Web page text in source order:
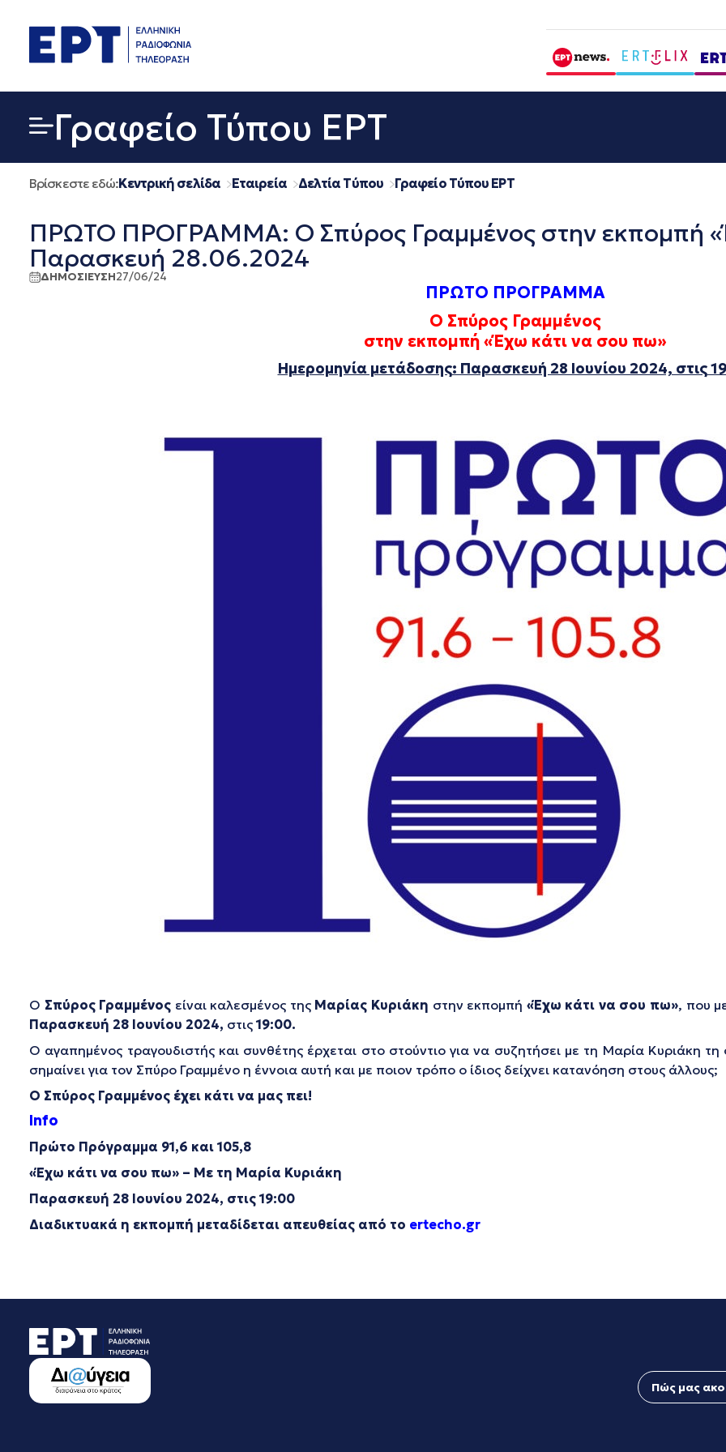
περιεχόμενο
Γραφείο Τύπου ΕΡΤ
Βρίσκεστε εδώ:Κεντρική σελίδα Εταιρεία Δελτία Τύπου Γραφείο Τύπου ΕΡΤ
ΠΡΩΤΟ ΠΡΟΓΡΑΜΜΑ: Ο Σπύρος Γραμμένος στην εκπομπή
Παρασκευή 28.06.2024
ΔΗΜΟΣΙΕΥΣΗ27/06/24
ΠΡΩΤΟ ΠΡΟΓΡΑΜΜΑ
Ο Σπύρος Γραμμένος
στην εκπομπή «Έχω κάτι να σου πω»
Ημερομηνία μετάδοσης: Παρασκευή 28 Ιουνίου 2024, στις
Ο Σπύρος Γραμμένος είναι καλεσμένος της Μαρίας Κυριάκη στην εκπομπή «Έχω κάτι να σου πω», που
Παρασκευή 28 Ιουνίου 2024, στις 19:00.
Ο αγαπημένος τραγουδιστής και συνθέτης έρχεται στο στούντιο για να συζητήσει με τη Μαρία Κυριάκη
σημαίνει για τον Σπύρο Γραμμένο η έννοια αυτή και με ποιον τρόπο ο ίδιος δείχνει κατανόηση στους άλλους;
Ο Σπύρος Γραμμένος έχει κάτι να μας πει!
Info
Πρώτο Πρόγραμμα 91,6 και 105,8
«Έχω κάτι να σου πω» – Με τη Μαρία Κυριάκη
Παρασκευή 28 Ιουνίου 2024, στις 19:00
Διαδικτυακά η εκπομπή μεταδίδεται απευθείας από το ertecho.gr
Πώς μας